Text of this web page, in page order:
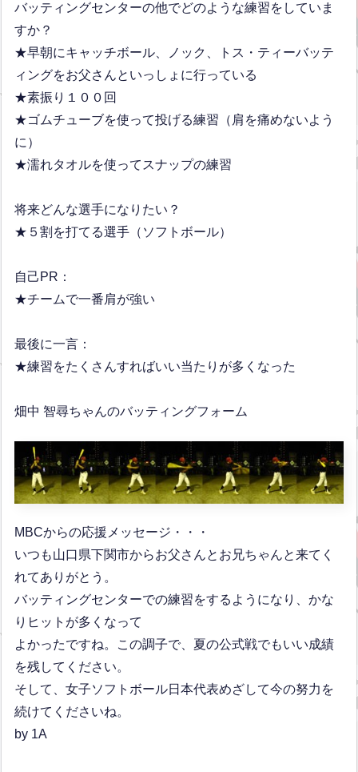
バッティングセンターの他でどのような練習をしていま
すか？
★早朝にキャッチボール、ノック、トス・ティーバッテ
ィングをお父さんといっしょに行っている
★素振り１００回
★ゴムチューブを使って投げる練習（肩を痛めないよう
に）
★濡れタオルを使ってスナップの練習
将来どんな選手になりたい？
★５割を打てる選手（ソフトボール）
自己PR：
★チームで一番肩が強い
最後に一言：
★練習をたくさんすればいい当たりが多くなった
畑中 智尋ちゃんのバッティングフォーム
MBCからの応援メッセージ・・・
いつも山口県下関市からお父さんとお兄ちゃんと来てく
れてありがとう。
バッティングセンターでの練習をするようになり、かな
りヒットが多くなって
よかったですね。この調子で、夏の公式戦でもいい成績
を残してください。
そして、女子ソフトボール日本代表めざして今の努力を
続けてくださいね。
by 1A